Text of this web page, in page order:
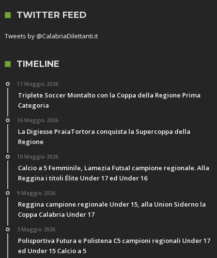
TWITTER FEED
Tweets by @CalabriaDilettanti.it
TIMELINE
17 Maggio 2026
Triplete Soccer Montalto con la Coppa della Regione Prima
Categoria
16 Maggio 2026
La Digiesse PraiaTortora conquista la Supercoppa della
Regione
10 Maggio 2026
Calcio a 5 Femminile, Lamezia Futsal campione regionale. Alla
Reggina i titoli Élite Under 17 ed Under 16
9 Maggio 2026
Reggina campione regionale Under 15, alla Union Siderno la
Coppa Calabria Under 17
3 Maggio 2026
Polisportiva Futura e Polistena C5 campioni regionali Under 17
ed Under 15 Calcio a 5